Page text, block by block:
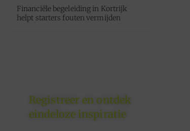
Financiële begeleiding in Kortrijk
helpt starters fouten vermijden
Registreer en ontdek
eindeloze inspiratie